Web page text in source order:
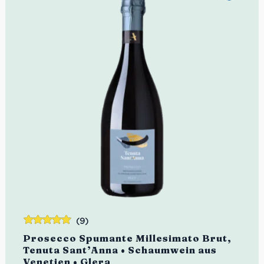
Prosecco Spumante Millesimato Brut,
Tenuta Sant’Anna • Schaumwein aus
Venetien • Glera
(9)
mit5.00von
5